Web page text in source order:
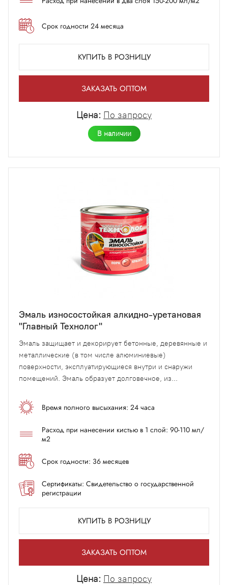
Срок годности 24 месяца
КУПИТЬ В РОЗНИЦУ
ЗАКАЗАТЬ ОПТОМ
Цена: По запросу
В наличии
Эмаль износостойкая алкидно-уретановая
"Главный Технолог"
Эмаль защищает и декорирует бетонные, деревянные и
металлические (в том числе алюминиевые)
поверхности, эксплуатирующиеся внутри и снаружи
помещений. Эмаль образует долговечное, из...
Время полного высыхания: 24 часа
Расход при нанесении кистью в 1 слой: 90-110 мл/
м2
Срок годности: 36 месяцев
Сертификаты: Свидетельство о государственной
регистрации
КУПИТЬ В РОЗНИЦУ
ЗАКАЗАТЬ ОПТОМ
Цена: По запросу